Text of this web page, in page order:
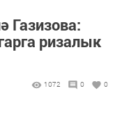
ризалык
1072 0 0